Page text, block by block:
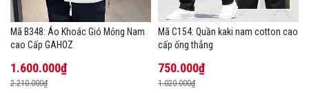
Mã B348: Áo Khoác Gió Mỏng Nam
cao Cấp GAHOZ
1.600.000₫
2.210.000₫
Mã C154: Quần kaki nam cotton cao
cấp ống thẳng
750.000₫
1.020.000₫